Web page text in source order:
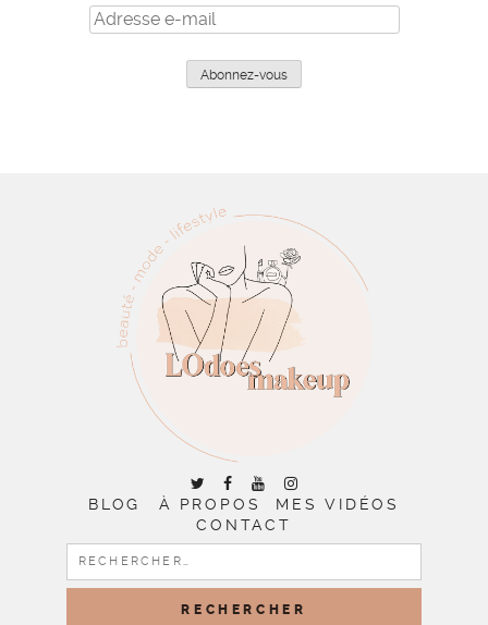
Adresse
e-
Abonnez-vous
BLOG À PROPOS
MES VIDÉOS
CONTACT
RECHERCHER :